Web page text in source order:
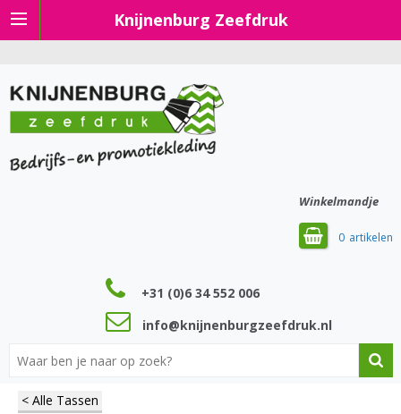
Knijnenburg Zeefdruk
Winkelmandje
0
+31 (0)6 34 552 006
info@knijnenburgzeefdruk.nl
< Alle Tassen